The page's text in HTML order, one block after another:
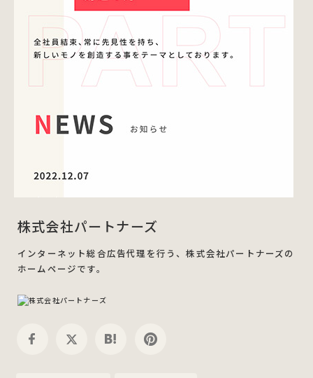
株式会社パートナーズ
インターネット総合広告代理を行う、株式会社パートナーズの
ホームページです。